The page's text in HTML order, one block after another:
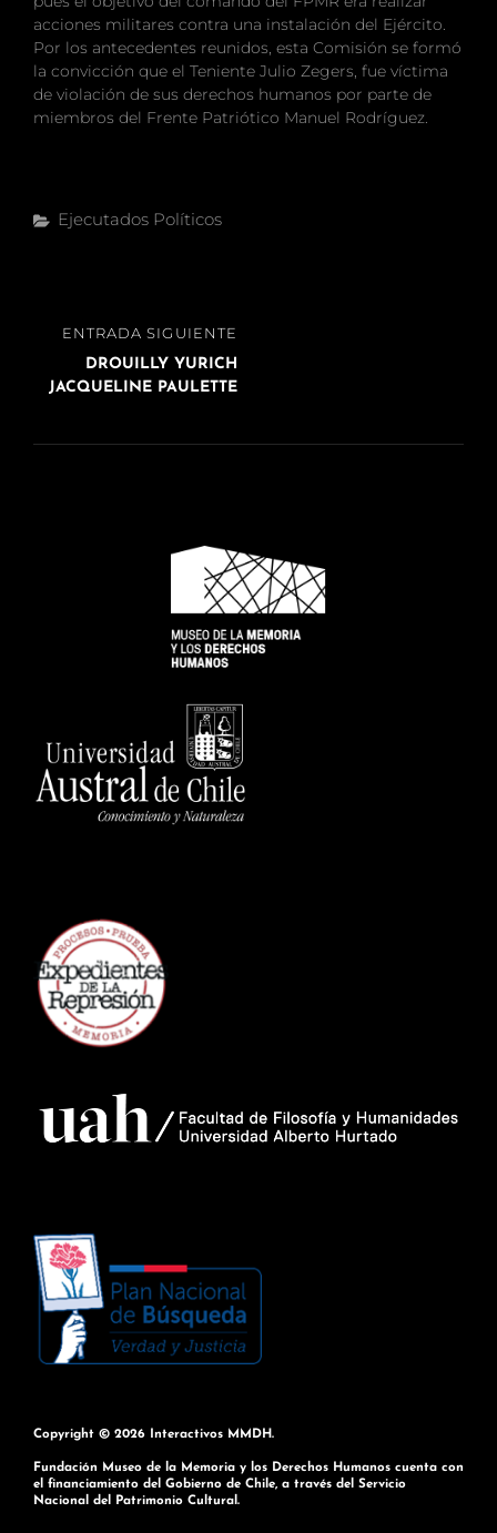
acciones militares contra una instalación del Ejército.
Por los antecedentes reunidos, esta Comisión se formó
la convicción que el Teniente Julio Zegers, fue víctima
de violación de sus derechos humanos por parte de
miembros del Frente Patriótico Manuel Rodríguez.
Categorías
Ejecutados Políticos
Navegación
entradas
ENTRADA
SIGUIENTE
ENTRADA SIGUIENTE
DROUILLY YURICH
JACQUELINE PAULETTE
Copyright © 2026 Interactivos MMDH.
Fundación Museo de la Memoria y los Derechos Humanos cuenta con
el financiamiento del Gobierno de Chile, a través del Servicio
Nacional del Patrimonio Cultural.